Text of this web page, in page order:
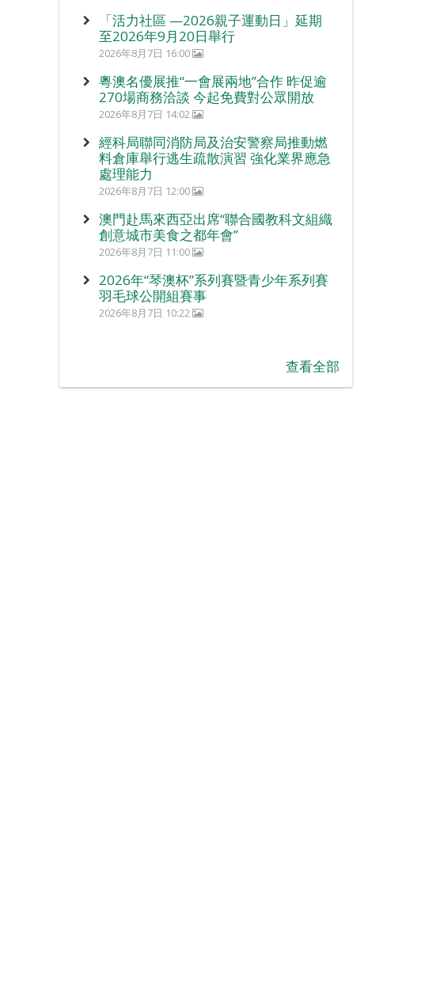
「活力社區 —2026親子運動日」延期
至2026年9月20日舉行
2026年8月7日 16:00
粵澳名優展推“一會展兩地”合作 昨促逾
270場商務洽談 今起免費對公眾開放
2026年8月7日 14:02
經科局聯同消防局及治安警察局推動燃
料倉庫舉行逃生疏散演習 強化業界應急
處理能力
2026年8月7日 12:00
澳門赴馬來西亞出席“聯合國教科文組織
創意城市美食之都年會”
2026年8月7日 11:00
2026年“琴澳杯”系列賽暨青少年系列賽
羽毛球公開組賽事
2026年8月7日 10:22
查看全部